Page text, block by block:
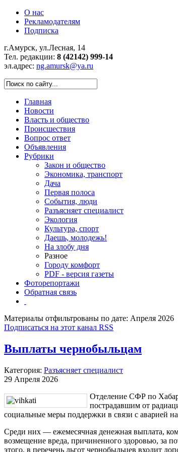
О нас
Рекламодателям
Подписка
г.Амурск, ул.Лесная, 14
Тел. редакции: 8 (42142) 999-14
эл.адрес: ng.amursk@ya.ru
Главная
Новости
Власть и общество
Происшествия
Вопрос ответ
Объявления
Рубрики
Закон и общество
Экономика, транспорт
Дача
Первая полоса
События, люди
Разъясняет специалист
Экология
Культура, спорт
Даешь, молодежь!
На злобу дня
Разное
Городу комфорт
PDF - версия газеты
Фоторепортажи
Обратная связь
Материалы отфильтрованы по дате: Апреля 2026
Подписаться на этот канал RSS
Выплаты чернобыльцам
Категория: Разъясняет специалист
29 Апреля 2026
Отделение СФР по
пострадавшим от
социальные меры поддержки в связи с аварией
Среди них — ежемесячная денежная выплата,
возмещение вреда, причиненного здоровью, за
этого, в перечень льгот чернобыльцев входит